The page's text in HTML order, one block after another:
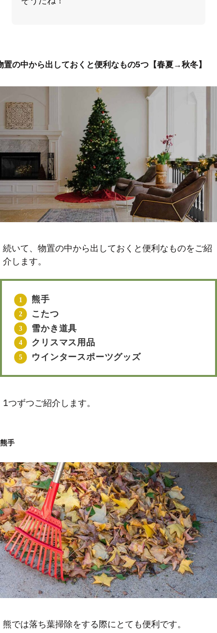
置の中から出しておくと便利なもの5つ【春夏→秋冬】
続いて、物置の中から出しておくと便利なものをご紹
介します。
熊手
こたつ
雪かき道具
クリスマス用品
ウインタースポーツグッズ
1つずつご紹介します。
熊手
熊では落ち葉掃除をする際にとても便利です。